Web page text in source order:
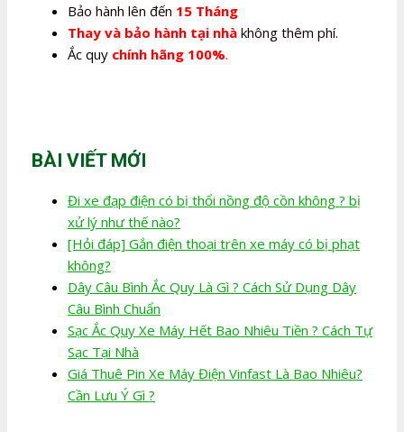
Bảo hành lên đến 15 Tháng
Thay và bảo hành tại nhà không thêm phí.
Ắc quy chính hãng 100%.
BÀI VIẾT MỚI
Đi xe đạp điện có bị thổi nồng độ cồn không ? bị
xử lý như thế nào?
[Hỏi đáp] Gắn điện thoại trên xe máy có bị phạt
không?
Dây Câu Bình Ắc Quy Là Gì ? Cách Sử Dụng Dây
Câu Bình Chuẩn
Sạc Ắc Quy Xe Máy Hết Bao Nhiêu Tiền ? Cách Tự
Sạc Tại Nhà
Giá Thuê Pin Xe Máy Điện Vinfast Là Bao Nhiêu?
Cần Lưu Ý Gì ?